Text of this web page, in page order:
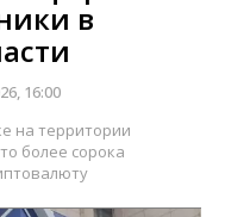
в
16:00
на территории
более сорока